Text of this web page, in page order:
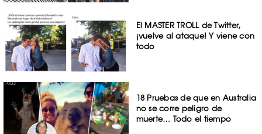
El MASTER TROLL de Twitter,
¡vuelve al ataque! Y viene con
todo
18 Pruebas de que en Australia
no se corre peligro de
muerte… Todo el tiempo